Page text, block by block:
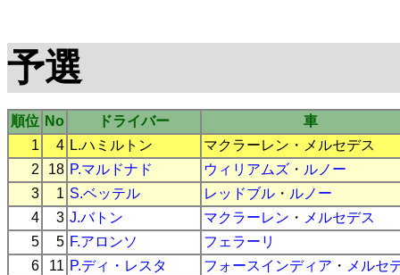
予選
順位 No ドライバー
車
1
4 L.ハミルトン マクラーレン ・ メルセデス
2
18 P.マルドナド ウィリアムズ ・ ルノー
3
1 S.ベッテル レッドブル ・ ルノー
4
3 J.バトン マクラーレン ・ メルセデス
5
5 F.アロンソ
フェラーリ
6
11 P.ディ・レスタ フォースインディア ・ メルセ